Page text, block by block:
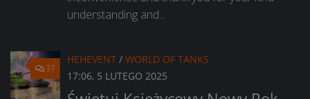
understanding and...
37
HEHEVENT / WORLD OF TANKS
17:06, 5 LUTEGO 2025